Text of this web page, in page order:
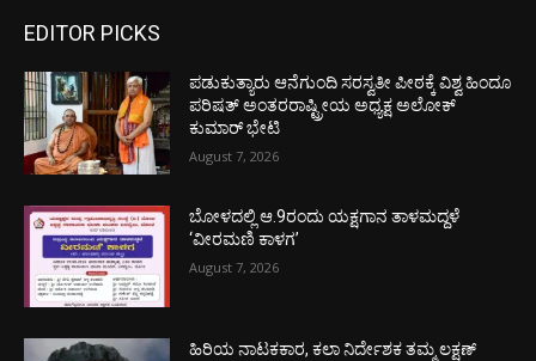
EDITOR PICKS
ಪಡುಕುತ್ಯಾರು ಆನೆಗುಂದಿ ಸರಸ್ವತೀ ಪೀಠಕ್ಕೆ ವಿಶ್ವ ಹಿಂದೂ
ಪರಿಷತ್ ಅಂತರರಾಷ್ಟ್ರೀಯ ಅಧ್ಯಕ್ಷ ಅಲೋಕ್
ಕುಮಾರ್ ಭೇಟಿ
August 7, 2026
ಬೋಳದಲ್ಲಿ ಆ.9ರಂದು ಯಕ್ಷಗಾನ ತಾಳಮದ್ದಳೆ
‘ವೀರಮಣಿ ಕಾಳಗ’
August 7, 2026
ಹಿರಿಯ ನಾಟಕಕಾರ, ಕಲಾ ನಿರ್ದೇಶಕ ತಮ್ಮ ಲಕ್ಷಣ್